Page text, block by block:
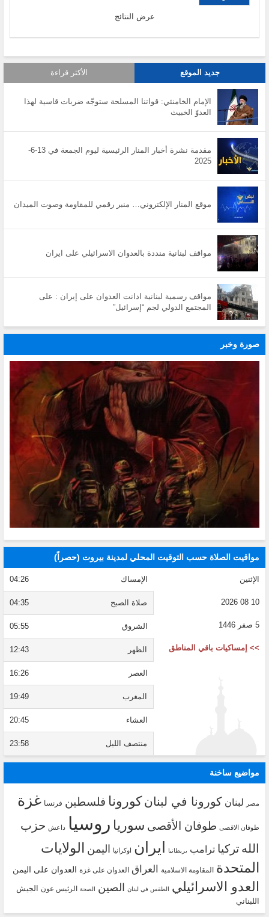
عرض النتائج
جديد الموقع الأكثر قراءة
الإمام الخامنئي: قواتنا المسلحة ستوجّه ضربات قاسية لهذا
العدوّ الخبيث
مقدمة نشرة أخبار المنار الرئيسية ليوم الجمعة في 13-6-
2025
موقع المنار الإلكتروني… منبر رقمي للمقاومة وصوت الميدان
مواقف لبنانية منددة بالعدوان الاسرائيلي على ايران
مواقف رسمية لبنانية ادانت العدوان على إيران : على
المجتمع الدولي لجم “إسرائيل”
صورة وخبر
مواقيت الصلاة حسب التوقيت المحلي لمدينة بيروت (حصراً)
الإثنين
10 08 2026
5 صفر 1446
>> إمساكيات باقي المناطق
الإمساك 04:26
صلاة الصبح 04:35
الشروق 05:55
الظهر 12:43
العصر 16:26
المغرب 19:49
العشاء 20:45
منتصف الليل 23:58
مواضيع ساخنة
مصر لبنان كورونا في لبنانكورونا فلسطين فرنسا غزة
طوفان الاقصى طوفان الأقصى سوريا روسيا داعش حزب
الله تركيا ترامب بريطانيا ايران اوكرانيا اليمن
الولايات
المتحدة
المقاومة الاسلامية العراق العدوان على غزة العدوان على اليمن
العدو الاسرائيلي الطقس في لبنان الصين الصحة الرئيس عون
الجيش
اللبناني